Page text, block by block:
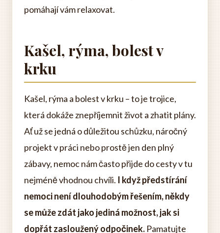
pomáhají vám relaxovat.
Kašel, rýma, bolest v
krku
Kašel, rýma a bolest v krku – to je trojice,
která dokáže znepříjemnit život a zhatit plány.
Ať už se jedná o důležitou schůzku, náročný
projekt v práci nebo prostě jen den plný
zábavy, nemoc nám často přijde do cesty v tu
nejméně vhodnou chvíli. I když předstírání
nemoci není dlouhodobým řešením, někdy
se může zdát jako jediná možnost, jak si
dopřát zasloužený odpočinek. Pamatujte